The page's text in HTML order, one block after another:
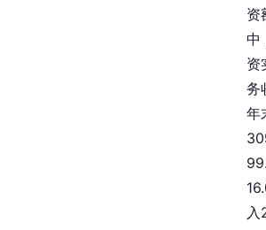
资
中
资
务
年
入